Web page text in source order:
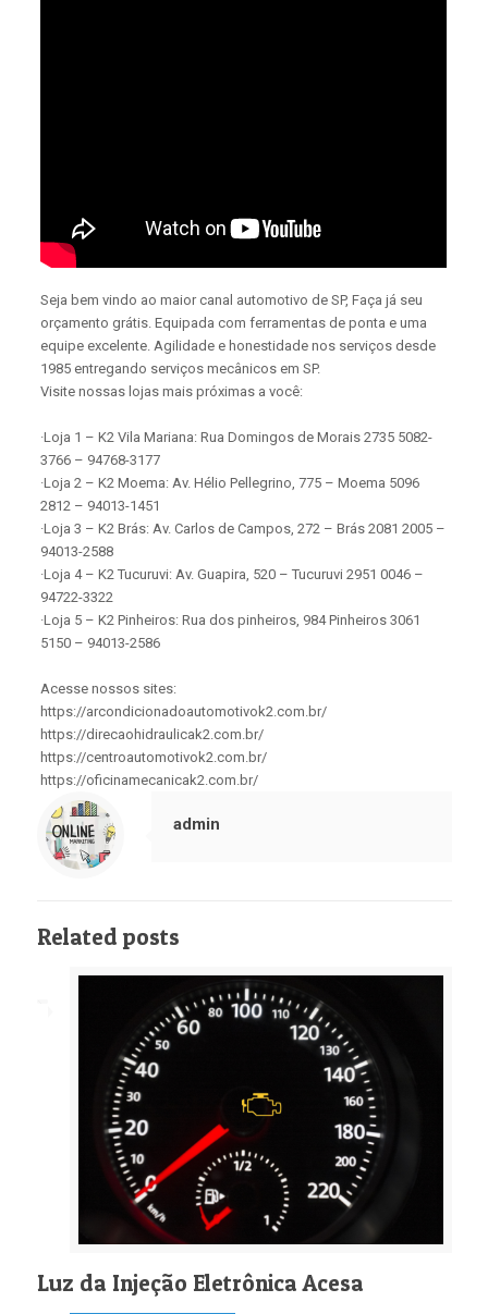
Seja bem vindo ao maior canal automotivo de SP, Faça já seu
orçamento grátis. Equipada com ferramentas de ponta e uma
equipe excelente. Agilidade e honestidade nos serviços desde
1985 entregando serviços mecânicos em SP.
Visite nossas lojas mais próximas a você:
·Loja 1 – K2 Vila Mariana: Rua Domingos de Morais 2735 5082-
3766 – 94768-3177
·Loja 2 – K2 Moema: Av. Hélio Pellegrino, 775 – Moema 5096
2812 – 94013-1451
·Loja 3 – K2 Brás: Av. Carlos de Campos, 272 – Brás 2081 2005 –
94013-2588
·Loja 4 – K2 Tucuruvi: Av. Guapira, 520 – Tucuruvi 2951 0046 –
94722-3322
·Loja 5 – K2 Pinheiros: Rua dos pinheiros, 984 Pinheiros 3061
5150 – 94013-2586
Acesse nossos sites:
https://arcondicionadoautomotivok2.com.br/
https://direcaohidraulicak2.com.br/
https://centroautomotivok2.com.br/
https://oficinamecanicak2.com.br/
admin
Related posts
Luz da Injeção Eletrônica Acesa